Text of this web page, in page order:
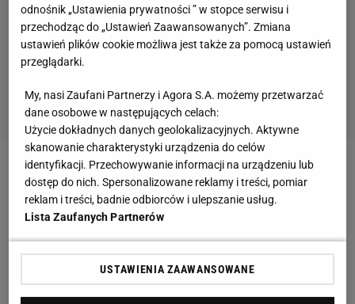
Skrót meczu Milan - Genoa
odnośnik „Ustawienia prywatności ” w stopce serwisu i
przechodząc do „Ustawień Zaawansowanych”. Zmiana
ustawień plików cookie możliwa jest także za pomocą ustawień
przeglądarki.
My, nasi Zaufani Partnerzy i Agora S.A. możemy przetwarzać
dane osobowe w następujących celach:
Użycie dokładnych danych geolokalizacyjnych. Aktywne
skanowanie charakterystyki urządzenia do celów
identyfikacji. Przechowywanie informacji na urządzeniu lub
dostęp do nich. Spersonalizowane reklamy i treści, pomiar
reklam i treści, badnie odbiorców i ulepszanie usług.
Lista Zaufanych Partnerów
USTAWIENIA ZAAWANSOWANE